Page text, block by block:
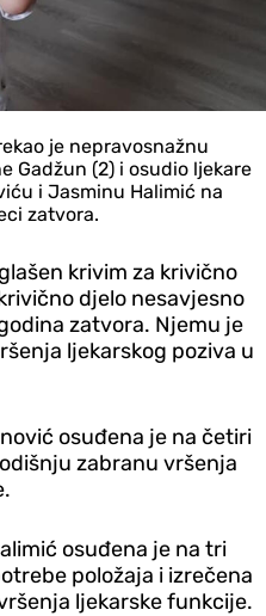
je nepravosnažnu
Gadžun (2) i osudio ljekare
i Jasminu Halimić na
zatvora.
krivim za krivično
djelo nesavjesno
zatvora. Njemu je
ljekarskog poziva u
osuđena je na četiri
zabranu vršenja
osuđena je na tri
položaja i izrečena
ljekarske funkcije.